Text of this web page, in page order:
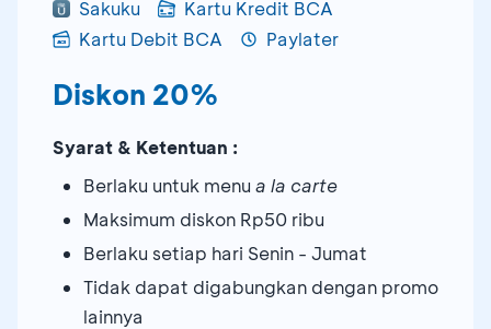
Sakuku
Kartu Kredit BCA
Kartu Debit BCA
Paylater
Diskon 20%
Syarat & Ketentuan :
Berlaku untuk menu a la carte
Maksimum diskon Rp50 ribu
Berlaku setiap hari Senin - Jumat
Tidak dapat digabungkan dengan promo
lainnya